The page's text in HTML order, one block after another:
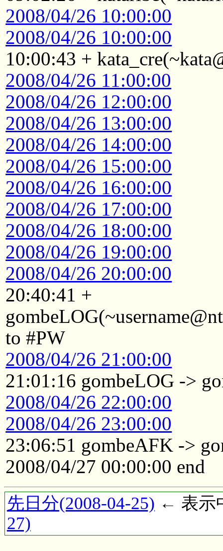
2008/04/26 10:00:00
2008/04/26 10:00:00
10:00:43 +
2008/04/26 11:00:00
2008/04/26 12:00:00
2008/04/26 13:00:00
2008/04/26 14:00:00
2008/04/26 15:00:00
2008/04/26 16:00:00
2008/04/26 17:00:00
2008/04/26 18:00:00
2008/04/26 19:00:00
2008/04/26 20:00:00
20:40:41 +
to #PW
2008/04/26 21:00:00
21:01:16 gombeLOG ->
2008/04/26 22:00:00
2008/04/26 23:00:00
23:06:51 gombeAFK ->
2008/04/27 00:00:00 end
先日分(2008-04-25) ← 表示
27)